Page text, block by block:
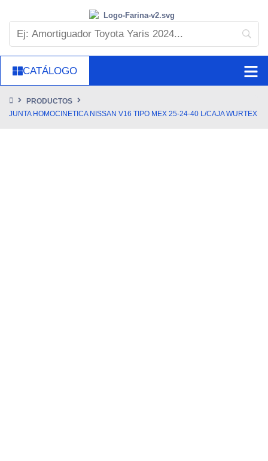
CATÁLOGO
PRODUCTOS
JUNTA HOMOCINETICA NISSAN V16 TIPO MEX 25-24-40 L/CAJA WURTEX